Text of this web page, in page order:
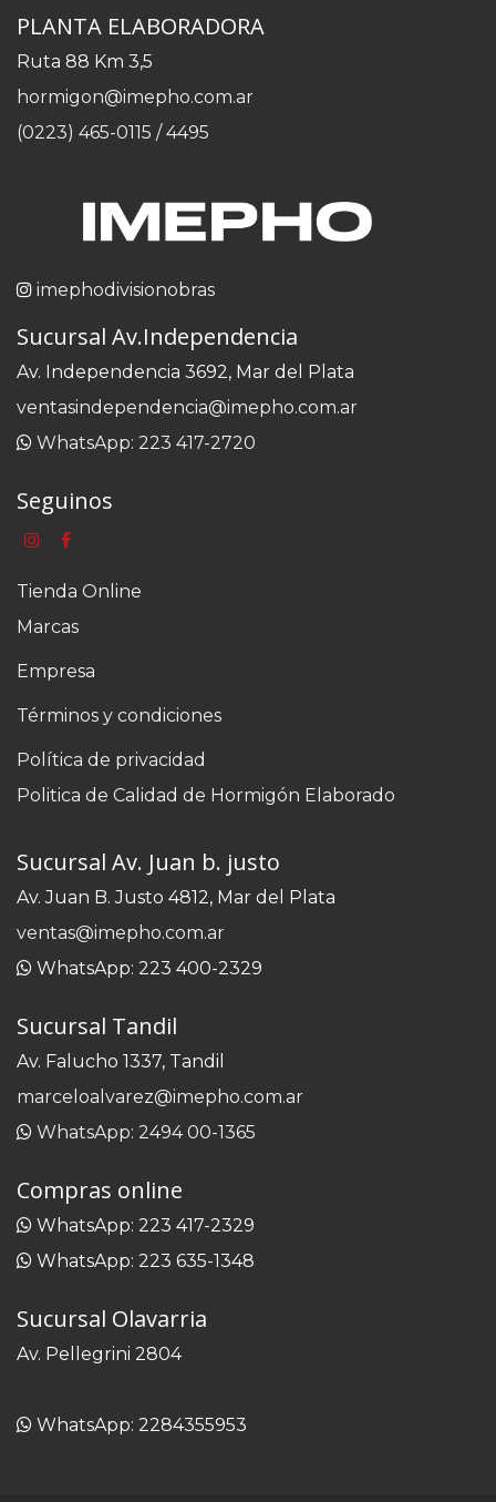
PLANTA ELABORADORA
Ruta 88 Km 3,5
hormigon@imepho.com.ar
(0223) 465-0115 / 4495
imephodivisionobras
Sucursal Av.Independencia
Av. Independencia 3692, Mar del Plata
ventasindependencia@imepho.com.ar
WhatsApp: 223 417-2720
Seguinos
Tienda Online
Marcas
Empresa
Términos y condiciones
Política de privacidad
Politica de Calidad de Hormigón Elaborado
Sucursal Av. Juan b. justo
Av. Juan B. Justo 4812, Mar del Plata
ventas@imepho.com.ar
WhatsApp: 223 400-2329
Sucursal Tandil
Av. Falucho 1337, Tandil
marceloalvarez@imepho.com.ar
WhatsApp: 2494 00-1365
Compras online
WhatsApp: 223 417-2329
WhatsApp: 223 635-1348
Sucursal Olavarria
Av. Pellegrini 2804
WhatsApp: 2284355953